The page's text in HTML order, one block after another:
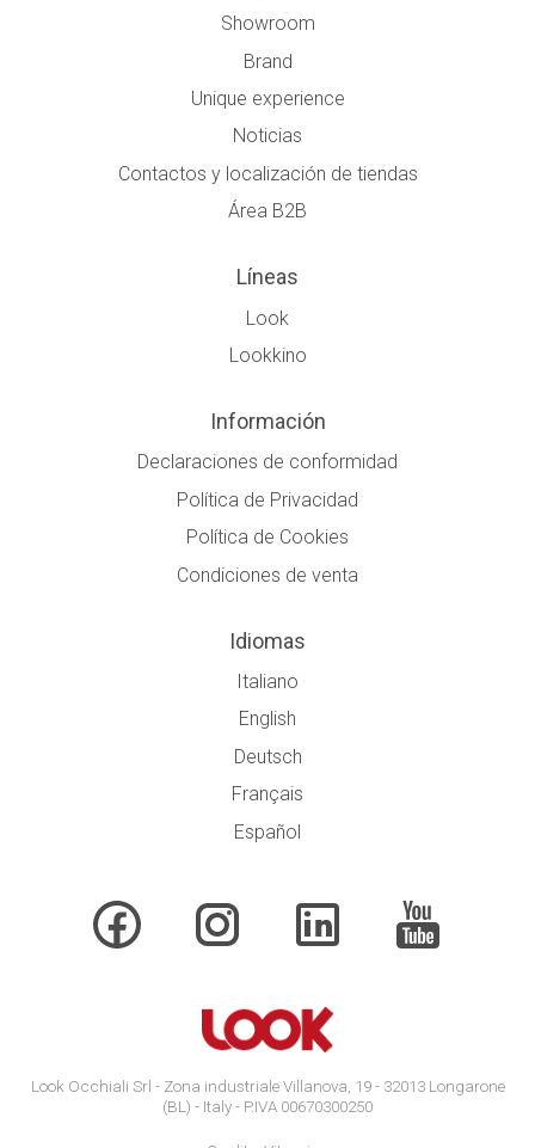
Showroom
Brand
Unique experience
Noticias
Contactos y localización de tiendas
Área B2B
Líneas
Look
Lookkino
Información
Declaraciones de conformidad
Política de Privacidad
Política de Cookies
Condiciones de venta
Idiomas
Italiano
English
Deutsch
Français
Español
Look Occhiali Srl - Zona industriale Villanova, 19 - 32013 Longarone
(BL) - Italy - P.IVA 00670300250